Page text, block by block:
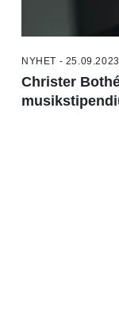
NYHET - 25.09.2023
Christer